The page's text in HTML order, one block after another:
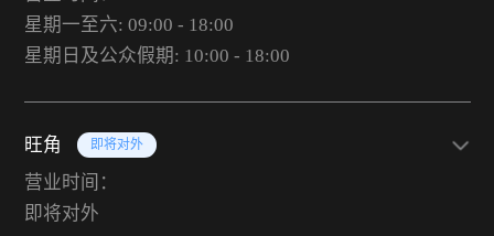
星期一至六: 09:00 - 18:00
星期日及公众假期: 10:00 - 18:00
旺角 即将对外
营业时间：
即将对外